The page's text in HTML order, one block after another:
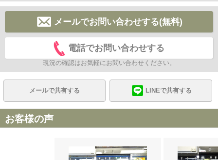
メールでお問い合わせする(無料)
電話でお問い合わせする
現況の確認はお気軽にお問い合わせください。
メールで共有する LINEで共有する
お客様の声